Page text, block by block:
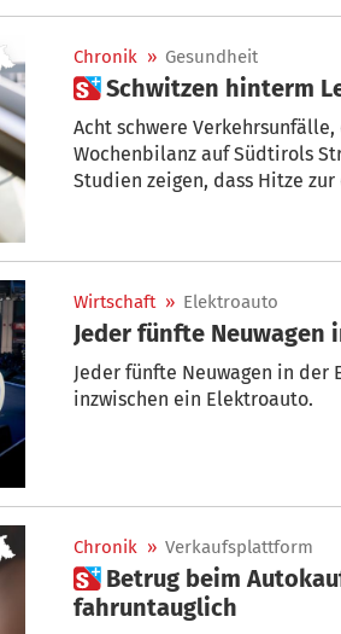
Chronik » Gesundheit
 Schwitzen hinterm
Acht schwere
Wochenbilanz auf Südtirols Straßen.
Studien zeigen, dass Hitze zur ernst zu nehmenden Gefahr im Straßenverkehr
Wirtschaft » Elektroauto
Jeder fünfte
Jeder fünfte Neuwagen in der
inzwischen ein Elektroauto.
Chronik » Verkaufsplattform
 Betrug beim Autokauf: Schnäppchen entpuppt sich als
fahruntauglich